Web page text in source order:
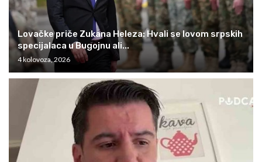
Lovačke priče Zukana Heleza: Hvali se lovom srpskih
specijalaca u Bugojnu ali...
4 kolovoza, 2026